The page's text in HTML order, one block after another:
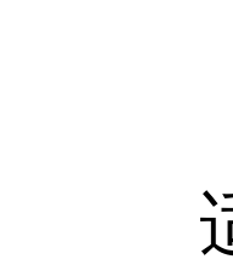
适